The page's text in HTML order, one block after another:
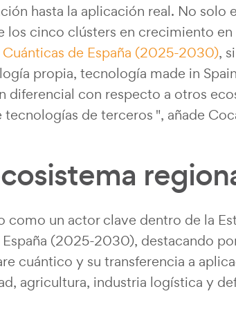
hasta la aplicación real. No solo
cinco clústers en crecimiento en
de España (2025-2030),
propia, tecnología made in
diferencial con respecto a otros
de terceros ", añade
como un actor clave dentro de la
(2025-2030), destacando
cuántico y su transferencia a
agricultura, industria logística y